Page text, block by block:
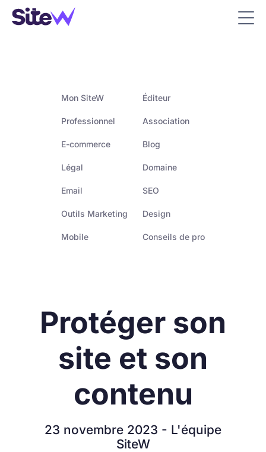
Mon SiteW Éditeur
Professionnel Association
E-commerce Blog
Légal Domaine
Email SEO
Outils Marketing Design
Mobile Conseils de pro
Protéger son
site et son
contenu
23 novembre 2023 - L'équipe
SiteW